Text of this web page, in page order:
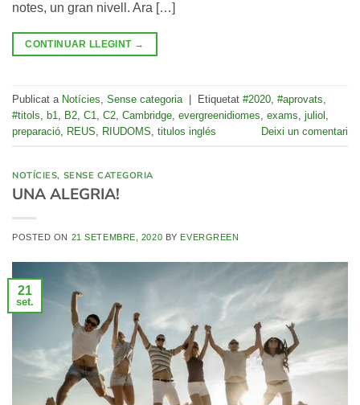
notes, un gran nivell. Ara […]
CONTINUAR LLEGINT →
Publicat a Notícies Sense categoria Etiquetat #2020 #aprovats
#titols
b1 B2 C1 C2 Cambridge evergreenidiomes exams juliol
preparació
REUS RIUDOMS titulos inglés Deixi un comentari
NOTÍCIES, SENSE CATEGORIA
UNA ALEGRIA!
POSTED ON 21 SETEMBRE, 2020 BY EVERGREEN
21
set.